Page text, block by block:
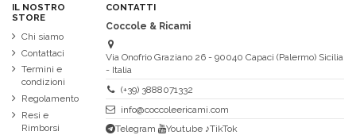
IL NOSTRO
STORE
Chi siamo
Contattaci
Termini e
condizioni
Regolamento
Resi e
Rimborsi
CONTATTI
Coccole & Ricami
Via Onofrio Graziano 26 - 90040 Capaci (Palermo) Sicilia
- Italia
(+39) 3888071332
info@coccoleericami.com
Telegram
Youtube ♪TikTok